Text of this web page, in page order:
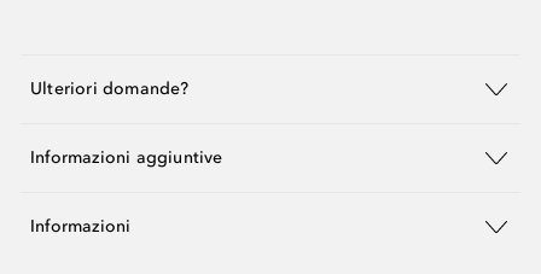
Ulteriori domande?
Informazioni aggiuntive
Informazioni